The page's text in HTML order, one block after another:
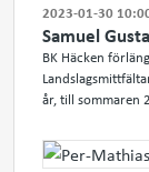
2023-01-30
Samuel
BK Häcken
år, till sommaren